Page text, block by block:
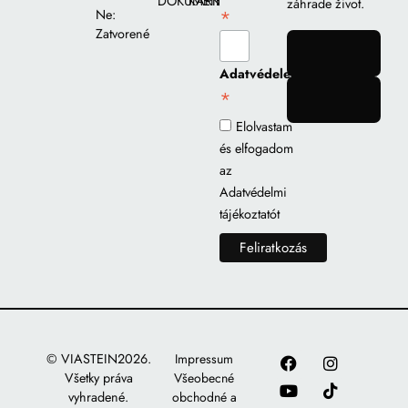
Ne:
Zatvorené
*
Adatvédelem
*
Elolvastam
és elfogadom
az
Adatvédelmi
tájékoztatót
záhrade život.
© VIASTEIN2026.
Všetky práva
vyhradené.
Impressum
Všeobecné
obchodné a